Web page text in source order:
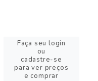
Faça seu login
ou
cadastre-se
para ver preços
e comprar